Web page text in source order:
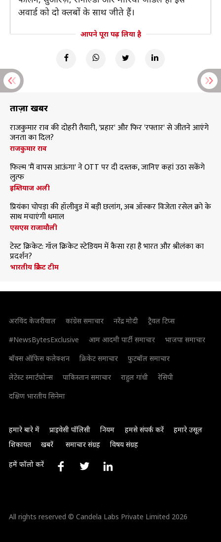
अवार्ड को दो क्लबों के साथ जीते हैं।
आपने पूरा पढ़ लिया है
ताज़ा खबरें
राजकुमार राव की दोहरी तैयारी, 'प्रहार' और फिर 'रफ्तार' से जीतने आएंगे
जनता का दिल?
राजकुमार राव
फिल्म 'मैं वापस आऊंगा' ने OTT पर दी दस्तक, जानिए कहां उठा सकेंगे
लुत्फ
इम्तियाज अली
प्रियंका चोपड़ा की हॉलीवुड में बड़ी छलांग, अब ऑस्कर विजेता रसेल क्रो के
साथ मचाएंगी धमाल
एसएस राजामौली
टेस्ट क्रिकेट: गॉल क्रिकेट स्टेडियम में कैसा रहा है भारत और श्रीलंका का
प्रदर्शन?
भारतीय क्रिकेट टीम
अरविंद केजरीवाल कांग्रेस समाचार नरेंद्र मोदी
ट्रैवल टिप्स
#NewsBytesExclusive
आम आदमी पार्टी समाचार
भाजपा समाचार
बॉक्स ऑफिस कलेक्शन
क्रिकेट समाचार
फुटबॉल समाचार
लेटेस्ट स्मार्टफोन्स
पाकिस्तान समाचार राहुल गांधी
रेसिपी
दक्षिण भारतीय सिनेमा
हमारे बारे में प्राइवेसी पॉलिसी नियम हमसे संपर्क करें
हमारे उसूल
शिकायत
खबरें समाचार संग्रह विषय संग्रह
हमें फॉलो करें
All rights reserved © Candela Labs Private Limited 2026